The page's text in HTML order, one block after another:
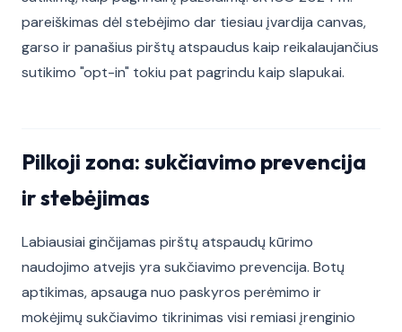
pareiškimas dėl stebėjimo dar tiesiau įvardija canvas,
garso ir panašius pirštų atspaudus kaip reikalaujančius
sutikimo "opt-in" tokiu pat pagrindu kaip slapukai.
Pilkoji zona: sukčiavimo prevencija
ir stebėjimas
Labiausiai ginčijamas pirštų atspaudų kūrimo
naudojimo atvejis yra sukčiavimo prevencija. Botų
aptikimas, apsauga nuo paskyros perėmimo ir
mokėjimų sukčiavimo tikrinimas visi remiasi įrenginio